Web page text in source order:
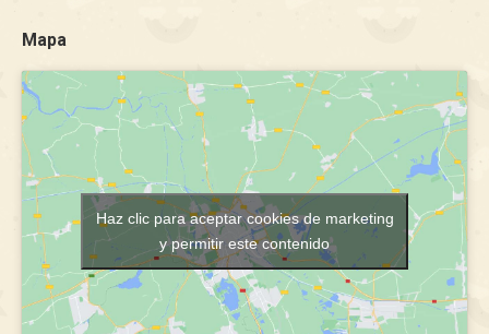
opens
new
window
new
window
new
window
new
window
Mapa
Haz clic para aceptar cookies de marketing
y permitir este contenido